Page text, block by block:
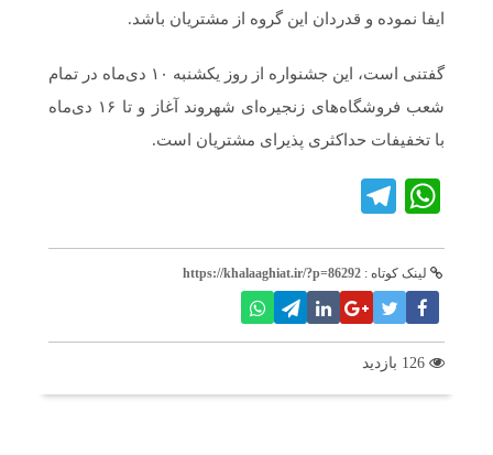
ایفا نموده و قدردان این گروه از مشتریان باشد.
گفتنی است، این جشنواره از روز یکشنبه ۱۰ دی‌ماه در تمام
شعب فروشگاه‌های زنجیره‌ای شهروند آغاز و تا ۱۶ دی‌ماه
با تخفیفات حداکثری پذیرای مشتریان است.
WhatsApp
لینک کوتاه : https://khalaaghiat.ir/?p=86292